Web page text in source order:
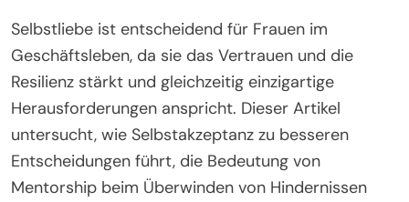
Selbstliebe ist entscheidend für Frauen im
Geschäftsleben, da sie das Vertrauen und die
Resilienz stärkt und gleichzeitig einzigartige
Herausforderungen anspricht. Dieser Artikel
untersucht, wie Selbstakzeptanz zu besseren
Entscheidungen führt, die Bedeutung von
Mentorship beim Überwinden von Hindernissen